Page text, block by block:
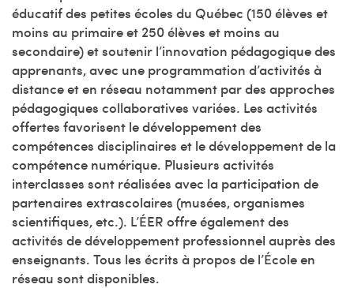
éducatif des petites écoles du Québec (150 élèves et
moins au primaire et 250 élèves et moins au
secondaire) et soutenir l’innovation pédagogique des
apprenants, avec une programmation d’activités à
distance et en réseau notamment par des approches
pédagogiques collaboratives variées. Les activités
offertes favorisent le développement des
compétences disciplinaires et le développement de la
compétence numérique. Plusieurs activités
interclasses sont réalisées avec la participation de
partenaires extrascolaires (musées, organismes
scientifiques, etc.). L’ÉER offre également des
activités de développement professionnel auprès des
enseignants. Tous les écrits à propos de l’École en
réseau sont disponibles.